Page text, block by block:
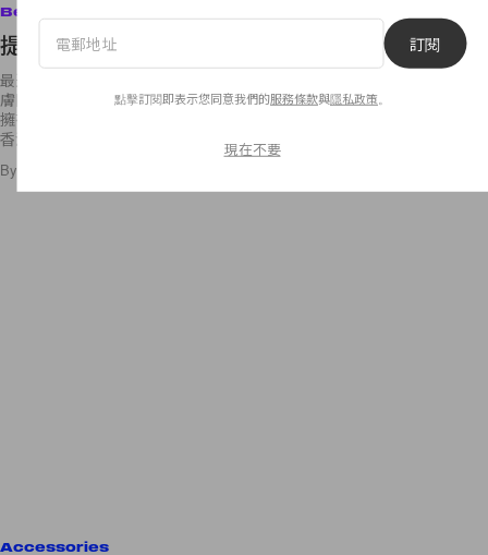
Beauty
提高補濕力！轉季時份你要有的護膚神器
最近天氣變化不定，溫差大的環境，令肌膚難以適應，甚至會引起不少肌
膚問題，缺水、乾燥、脫皮，甚至敏感！想令肌膚看起來健康無瑕，首要
擁有健康膚質！怎樣才算是健康的膚質？其實水油平衡才是最重要！其實
香港不少
By
Accessories
訂閱
點擊訂閱即表示您同意我們的服務條款與隱私政策
現在不要